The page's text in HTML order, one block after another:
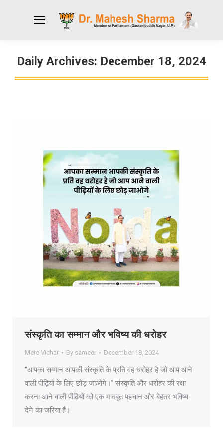
Daily Archives: December 18, 2024
You are here:
संस्कृति का सम्मान और भविष्य की धरोहर
Mere Vichar By sameer December 18, 2024
“आपका सम्मान आपकी संस्कृति के प्रति वह धरोहर है जो आप आने
वाली पीढ़ियों के लिए छोड़ जाओगे।” संस्कृति और धरोहर की रक्षा
करना आने वाली पीढ़ियों को एक मजबूत पहचान और बेहतर भविष्य
देने का जरिया है।